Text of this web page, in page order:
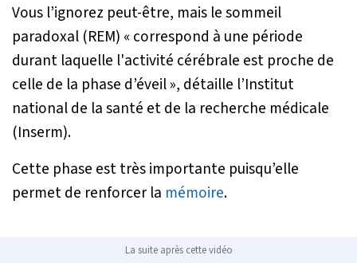
Vous l’ignorez peut-être, mais le sommeil
paradoxal (REM) « correspond à une période
durant laquelle l'activité cérébrale est proche de
celle de la phase d’éveil», détaille l’Institut
national de la santé et de la recherche médicale
(Inserm).
Cette phase est très importante puisqu’elle
permet de renforcer la mémoire.
La suite après cette vidéo